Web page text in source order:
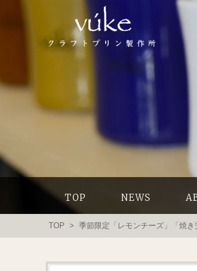
TOP NEWS
TOP > 季節限定「レモンチーズ」「焼き